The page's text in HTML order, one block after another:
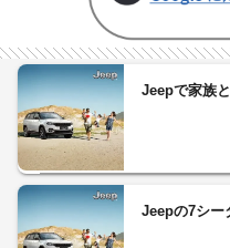
Jeepで家族
Jeepの7シー